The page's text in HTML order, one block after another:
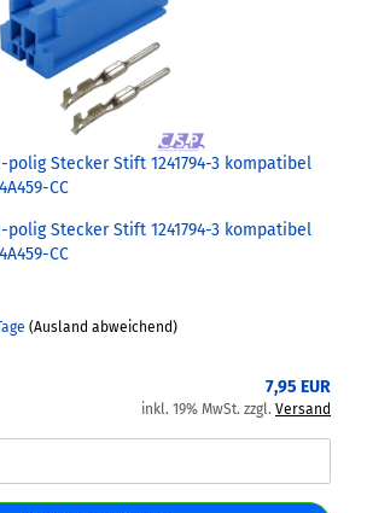
polig Stecker Stift 1241794-3 kompatibel
CC
polig Stecker Stift 1241794-3 kompatibel
CC
(Ausland abweichend)
7,95 EUR
inkl. 19% MwSt. zzgl. Versand